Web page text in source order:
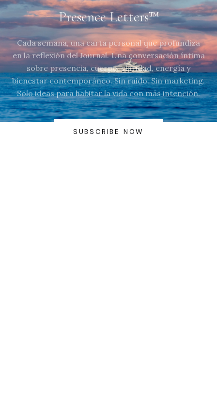
Presence Letters™
Cada semana, una carta personal que profundiza
en la reflexión del Journal. Una conversación íntima
sobre presencia, cuerpo, claridad, energía y
bienestar contemporáneo. Sin ruido. Sin marketing.
Solo ideas para habitar la vida con más intención.
SUBSCRIBE NOW